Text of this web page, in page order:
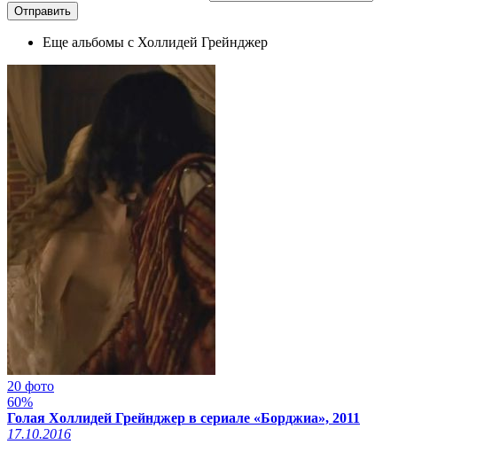
Еще альбомы с Холлидей Грейнджер
20 фото
60%
Голая Холлидей Грейнджер в сериале «Борджиа», 2011
17.10.2016